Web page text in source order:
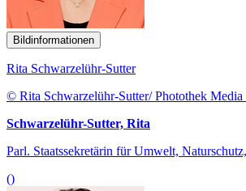
Bildinformationen
Rita Schwarzelühr-Sutter
© Rita Schwarzelühr-Sutter/ Photothek Media
Schwarzelühr-Sutter, Rita
Parl. Staatssekretärin für Umwelt,
()